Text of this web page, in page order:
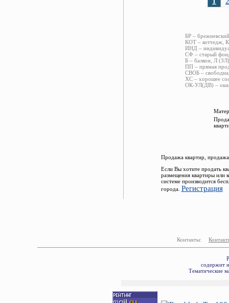
БР –
КОТ – коттедж,
ИНД –
СФ – старый
Б – балкон, Л
ПП – прямая
СВОБ –
ХС – хорошее
ОК-УЛ(ДВ) –
Продажа квартир,
Если Вы хотите продать
размещения квартиры или
системе производится
города. Регистрация
Контакты:
содержит
Тематические